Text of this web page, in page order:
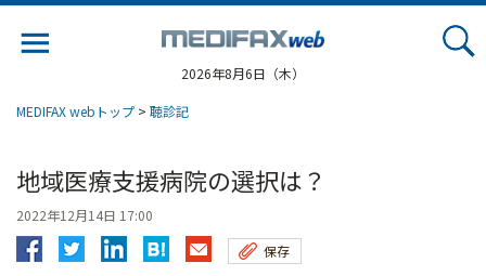
2026年8月6日（木）
MEDIFAX webトップ > 聴診記
地域医療支援病院の選択は？
2022年12月14日 17:00
保存